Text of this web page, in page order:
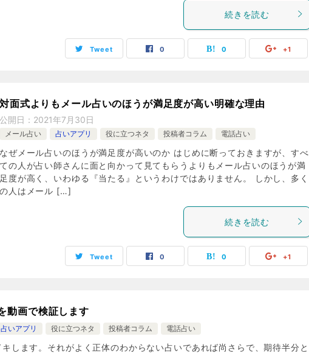
続きを読む
Tweet 0 0 +1
対面式よりもメール占いのほうが満足度が高い明確な理由
公開日： 2021年7月30日
メール占い 占いアプリ 役に立つネタ 投稿者コラム 電話占い
なぜメール占いのほうが満足度が高いのか はじめに断っておきますが、すべ
ての人が占い師さんに面と向かって見てもらうよりもメール占いのほうが満
足度が高く、いわゆる『当たる』というわけではありません。 しかし、多く
の人はメール […]
続きを読む
Tweet 0 0 +1
動画で検証します
占いアプリ 役に立つネタ 投稿者コラム 電話占い
します。それがよく正体のわからない占いであれば尚さらで、期待半分と